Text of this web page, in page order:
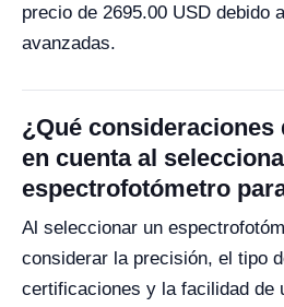
precio de 2695.00 USD debido
avanzadas.
¿Qué consideraciones
en cuenta al
espectrofotómetro
Al seleccionar un
considerar la precisión, el tipo
certificaciones y la facilidad de